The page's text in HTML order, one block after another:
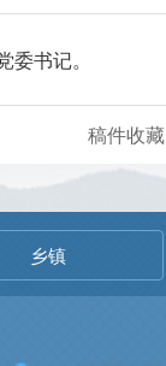
书记。
稿件收藏
乡镇